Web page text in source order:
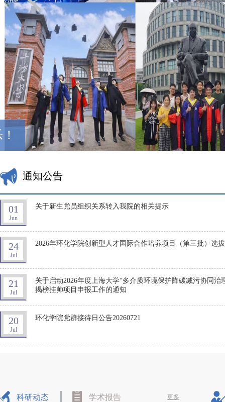
通知公告
01
Jun
关于新生党员组织关系转入我院的相关提示
24
Jul
2026年环化学院创新型人才国际合作培养项目（第三批）选
21
Jul
关于启动2026年度上海大学“多介质环境保护降碳减污协同治
揭榜挂帅项目申报工作的通知
20
Jul
环化学院党群接待日公告20260721
科研动态 学术报告 更多